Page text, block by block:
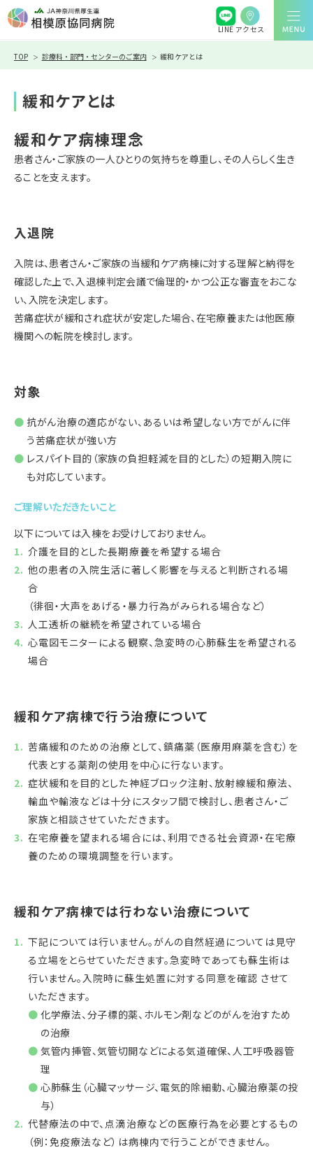
LINE アクセス
TOP 診療科・部門・センターのご案内 緩和ケアとは
緩和ケアとは
緩和ケア病棟理念
患者さん・ご家族の一人ひとりの気持ちを尊重し、その人らしく生き
ることを支えます。
入退院
入院は、患者さん・ご家族の当緩和ケア病棟に対する理解と納得を
確認した上で、入退棟判定会議で倫理的・かつ公正な審査をおこな
い、入院を決定します。
苦痛症状が緩和され症状が安定した場合、在宅療養または他医療
機関への転院を検討します。
対象
抗がん治療の適応がない、あるいは希望しない方でがんに伴
う苦痛症状が強い方
レスパイト目的（家族の負担軽減を目的とした）の短期入院に
も対応しています。
ご理解いただきたいこと
以下については入棟をお受けしておりません。
介護を目的とした長期療養を希望する場合
他の患者の入院生活に著しく影響を与えると判断される場
合
（徘徊・大声をあげる・暴力行為がみられる場合など）
人工透析の継続を希望されている場合
心電図モニターによる観察、急変時の心肺蘇生を希望される
場合
緩和ケア病棟で行う治療について
苦痛緩和のための治療として、鎮痛薬（医療用麻薬を含む）を
代表とする薬剤の使用を中心に行ないます。
症状緩和を目的とした神経ブロック注射、放射線緩和療法、
輸血や輸液などは十分にスタッフ間で検討し、患者さん・ご
家族と相談させていただきます。
在宅療養を望まれる場合には、利用できる社会資源・在宅療
養のための環境調整を行います。
緩和ケア病棟では行わない治療について
下記については行いません。がんの自然経過については見守
る立場をとらせていただきます。急変時であっても蘇生術は
行いません。入院時に蘇生処置に対する同意を確認 させて
いただきます。
化学療法、分子標的薬、ホルモン剤などのがんを治すため
の治療
気管内挿管、気管切開などによる気道確保、人工呼吸器管
理
心肺蘇生（心臓マッサージ、電気的除細動、心臓治療薬の投
与）
代替療法の中で、点滴治療などの医療行為を必要とするもの
（例：免疫療法など）は病棟内で行うことができません。